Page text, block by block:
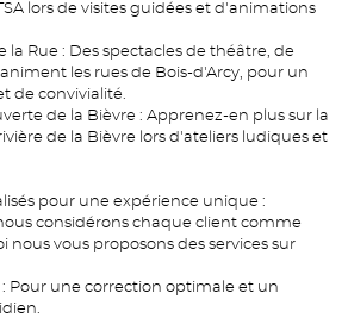
lors de visites guidées et d'animations
la Rue : Des spectacles de théâtre, de
les rues de Bois-d'Arcy, pour un
de convivialité.
de la Bièvre : Apprenez-en plus sur la
de la Bièvre lors d'ateliers ludiques et
pour une expérience unique :
considérons chaque client comme
nous vous proposons des services sur
Pour une correction optimale et un